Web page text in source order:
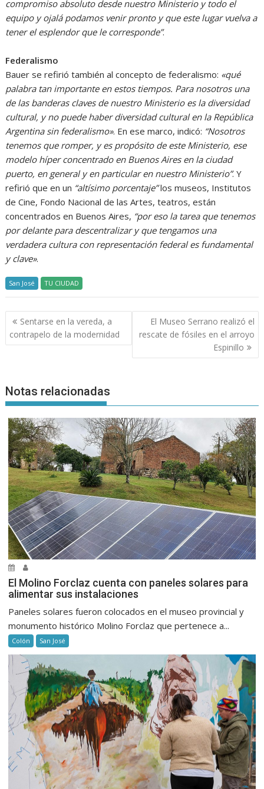
compromiso absoluto desde nuestro Ministerio y todo el
equipo y ojalá podamos venir pronto y que este lugar vuelva a
tener el esplendor que le corresponde”.
Federalismo
Bauer se refirió también al concepto de federalismo: «qué
palabra tan importante en estos tiempos. Para nosotros una
de las banderas claves de nuestro Ministerio es la diversidad
cultural, y no puede haber diversidad cultural en la República
Argentina sin federalismo». En ese marco, indicó: “Nosotros
tenemos que romper, y es propósito de este Ministerio, ese
modelo híper concentrado en Buenos Aires en la ciudad
puerto, en general y en particular en nuestro Ministerio”. Y
refirió que en un “altísimo porcentaje”los museos, Institutos
de Cine, Fondo Nacional de las Artes, teatros, están
concentrados en Buenos Aires, “por eso la tarea que tenemos
por delante para descentralizar y que tengamos una
verdadera cultura con representación federal es fundamental
y clave».
San José TU CIUDAD
Navegación
de
entradas
Sentarse en la vereda, a
contrapelo de la modernidad
El Museo Serrano realizó el
rescate de fósiles en el arroyo
Espinillo
Notas relacionadas
El Molino Forclaz cuenta con paneles solares para
alimentar sus instalaciones
Paneles solares fueron colocados en el museo provincial y
monumento histórico Molino Forclaz que pertenece a...
Colón San José